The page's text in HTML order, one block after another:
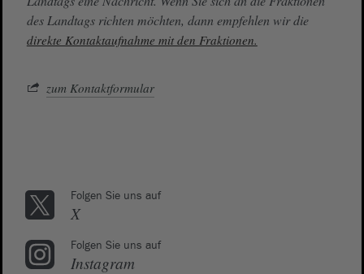
des Landtags richten möchten, dann empfehlen wir die
direkte Kontaktaufnahme mit den Fraktionen.
zum Kontaktformular
Folgen Sie uns auf
X
Folgen Sie uns auf
Instagram